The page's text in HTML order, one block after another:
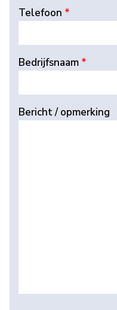
Telefoon *
Bedrijfsnaam *
Bericht / opmerking